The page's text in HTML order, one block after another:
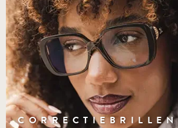
CORRECTIEBRILLEN